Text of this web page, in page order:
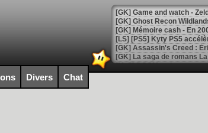
[Mo5] DOOM arrive en
[GK] Bethesda fête les 30
[GK] Roblox : l'action en
[GK] Agenda - GeForce
Divers Chat